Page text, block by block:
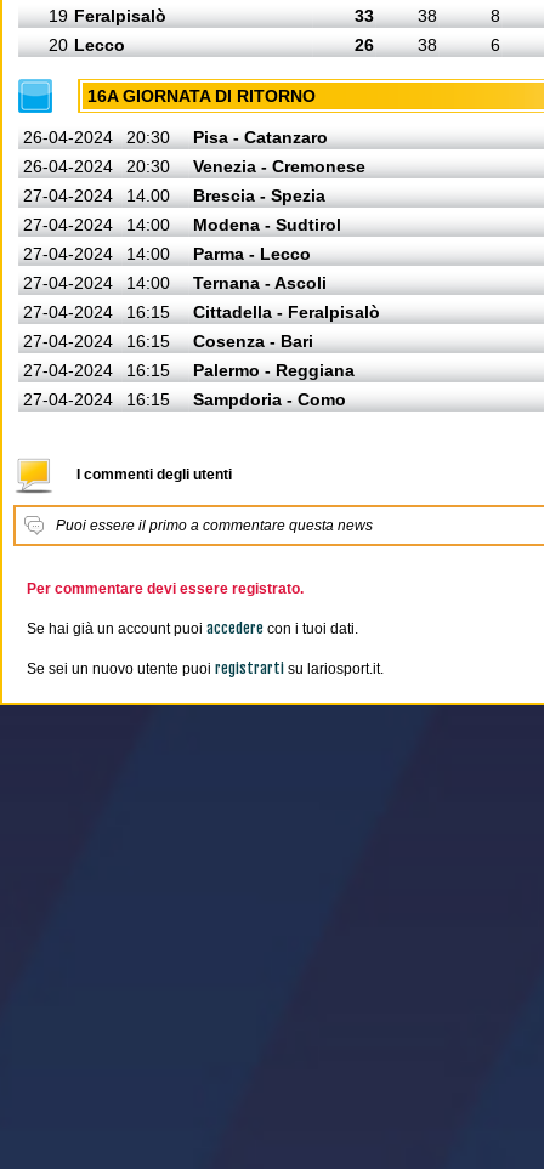
19 Feralpisalò 33 38
8
20 Lecco 26 38 6
16A GIORNATA DI RITORNO
26-04-2024 20:30
Pisa - Catanzaro
26-04-2024
20:30
Venezia - Cremonese
27-04-2024
14.00
Brescia - Spezia
27-04-2024
14:00
Modena - Sudtirol
27-04-2024
14:00
Parma - Lecco
27-04-2024
14:00
Ternana - Ascoli
27-04-2024
16:15
Cittadella - Feralpisalò
27-04-2024
16:15
Cosenza - Bari
27-04-2024
16:15
Palermo - Reggiana
27-04-2024
16:15 Sampdoria - Como
I commenti degli utenti
Puoi essere il primo a commentare questa news
Per commentare devi essere registrato.
Se hai già un account puoi accedere con i tuoi dati.
Se sei un nuovo utente puoi registrarti su lariosport.it.